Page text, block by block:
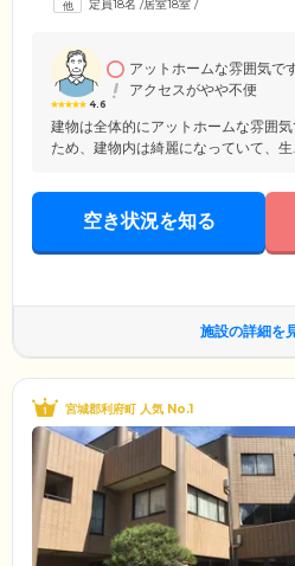
定員18名 /居室18室 /
4.6
アットホームな雰囲気で
アクセスがやや不便
建物は全体的にアットホームな雰囲
ため、建物内は綺麗になっていて、生
空き状況を知る
施設の詳細を
宮城郡利府町 人気 No.1